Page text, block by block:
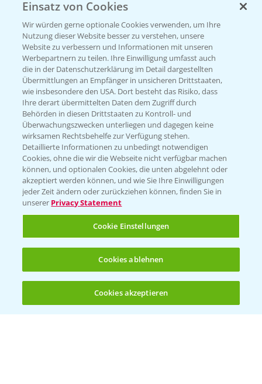
(noch 4)
Beratung auf WhatsApp
T.+49 (0)174 346 564 1
KONTAKT
Hilfe in Notfällen
T.+49 (0)214/30-20220
Folgen Sie uns
Allgemeine Nutzungsbedingungen
Datenschutzerklärung
Impressum
Gebrauchshinweise
Einsatz von Cookies
Wir würden gerne optionale Cookies verwenden, um Ihre
Nutzung dieser Website besser zu verstehen, unsere
Website zu verbessern und Informationen mit unseren
Werbepartnern zu teilen. Ihre Einwilligung umfasst auch
die in der Datenschutzerklärung im Detail dargestellten
Übermittlungen an Empfänger in unsicheren Drittstaaten,
wie insbesondere den USA. Dort besteht das Risiko, dass
Ihre derart übermittelten Daten dem Zugriff durch
Behörden in diesen Drittstaaten zu Kontroll- und
Überwachungszwecken unterliegen und dagegen keine
wirksamen Rechtsbehelfe zur Verfügung stehen.
Detaillierte Informationen zu unbedingt notwendigen
Cookies, ohne die wir die Webseite nicht verfügbar machen
können, und optionalen Cookies, die unten abgelehnt oder
akzeptiert werden können, und wie Sie Ihre Einwilligungen
jeder Zeit ändern oder zurückziehen können, finden Sie in
unserer Privacy Statement
Cookie Einstellungen
Cookies ablehnen
Cookies akzeptieren